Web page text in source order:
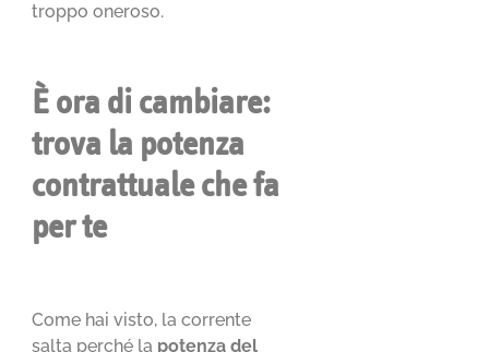
troppo oneroso.
È ora di cambiare:
trova la potenza
contrattuale che fa
per te
Come hai visto, la corrente
salta perché la potenza del